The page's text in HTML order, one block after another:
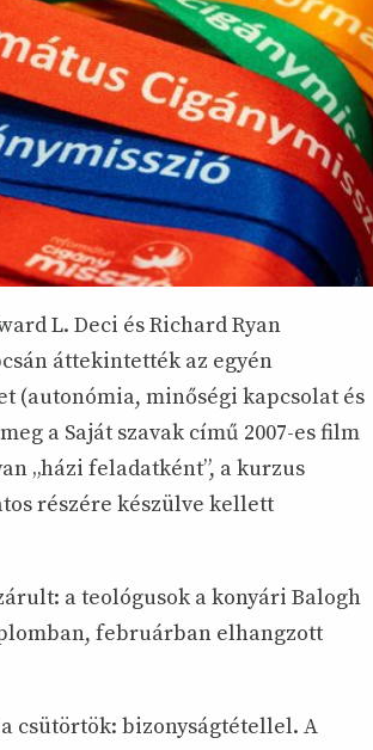
L. Deci és Richard Ryan
áttekintették az egyén
(autonómia, minőségi kapcsolat és
a Saját szavak című 2007-es film
„házi feladatként”, a kurzus
részére készülve kellett
a teológusok a konyári Balogh
februárban elhangzott
csütörtök: bizonyságtétellel. A